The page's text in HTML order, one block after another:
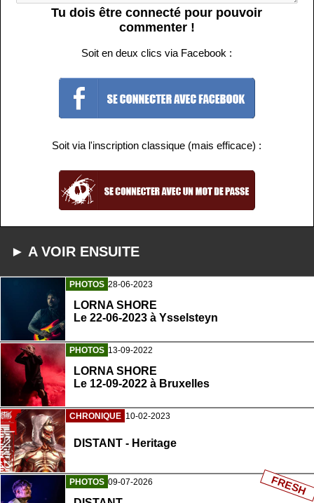
Tu dois être connecté pour pouvoir
commenter !
Soit en deux clics via Facebook :
Soit via l'inscription classique (mais efficace) :
► A VOIR ENSUITE
PHOTOS 28-06-2023
LORNA SHORE
Le 22-06-2023 à Ysselsteyn
PHOTOS 13-09-2022
LORNA SHORE
Le 12-09-2022 à Bruxelles
CHRONIQUE 10-02-2023
DISTANT - Heritage
PHOTOS 09-07-2026 FRESH